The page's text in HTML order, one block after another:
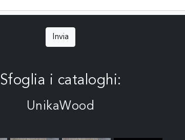
Invia
Sfoglia i cataloghi:
UnikaWood